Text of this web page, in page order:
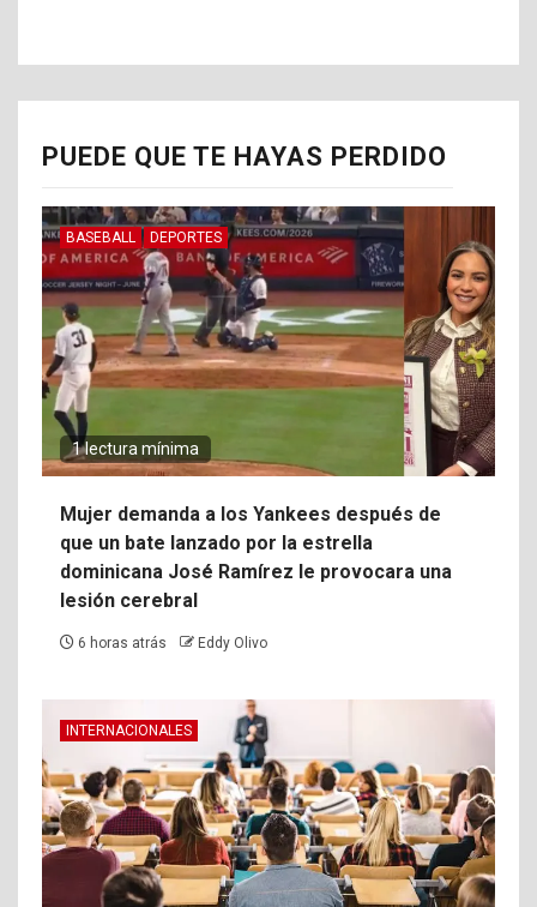
PUEDE QUE TE HAYAS PERDIDO
BASEBALL DEPORTES
1 lectura mínima
Mujer demanda a los Yankees después de
que un bate lanzado por la estrella
dominicana José Ramírez le provocara una
lesión cerebral
6 horas atrás Eddy Olivo
INTERNACIONALES